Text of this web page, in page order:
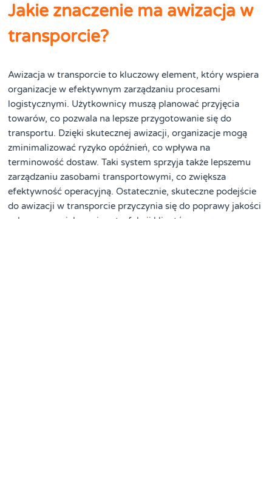
Jakie znaczenie ma awizacja w
transporcie?
Awizacja w transporcie to kluczowy element, który wspiera
organizacje w efektywnym zarządzaniu procesami
logistycznymi. Użytkownicy muszą planować przyjęcia
towarów, co pozwala na lepsze przygotowanie się do
transportu. Dzięki skutecznej awizacji, organizacje mogą
zminimalizować ryzyko opóźnień, co wpływa na
terminowość dostaw. Taki system sprzyja także lepszemu
zarządzaniu zasobami transportowymi, co zwiększa
efektywność operacyjną. Ostatecznie, skuteczne podejście
do awizacji w transporcie przyczynia się do poprawy jakości
usług oraz zwiększenia satysfakcji klientów.